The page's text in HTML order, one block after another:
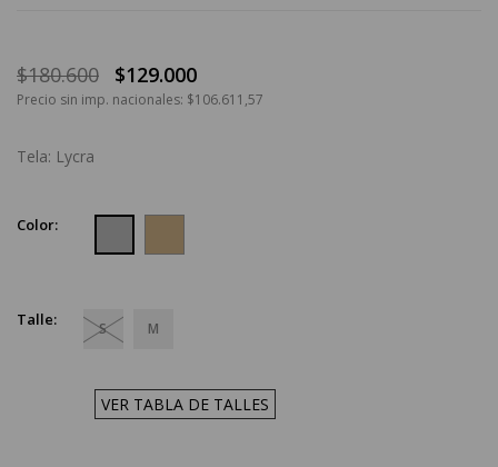
$180.600 $129.000
Precio sin imp. nacionales: $106.611,57
Tela: Lycra
Color:
Talle: S M
VER TABLA DE TALLES